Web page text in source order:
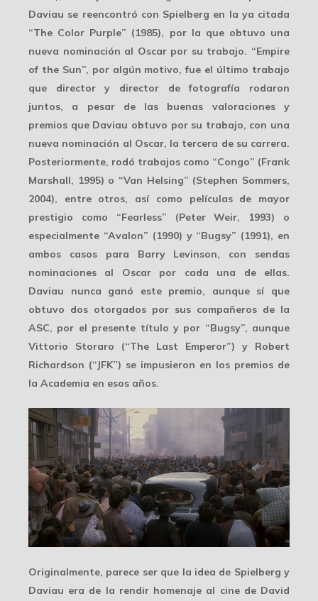
Daviau se reencontró con Spielberg en la ya citada
“The Color Purple” (1985), por la que obtuvo una
nueva nominación al Oscar por su trabajo. “Empire
of the Sun”, por algún motivo, fue el último trabajo
que director y director de fotografía rodaron
juntos, a pesar de las buenas valoraciones y
premios que Daviau obtuvo por su trabajo, con una
nueva nominación al Oscar, la tercera de su carrera.
Posteriormente, rodó trabajos como “Congo” (Frank
Marshall, 1995) o “Van Helsing” (Stephen Sommers,
2004), entre otros, así como películas de mayor
prestigio como “Fearless” (Peter Weir, 1993) o
especialmente “Avalon” (1990) y “Bugsy” (1991), en
ambos casos para Barry Levinson, con sendas
nominaciones al Oscar por cada una de ellas.
Daviau nunca ganó este premio, aunque sí que
obtuvo dos otorgados por sus compañeros de la
ASC, por el presente título y por “Bugsy”, aunque
Vittorio Storaro (“The Last Emperor”) y Robert
Richardson (“JFK”) se impusieron en los premios de
la Academia en esos años.
Originalmente, parece ser que la idea de Spielberg y
Daviau era de la rendir homenaje al cine de David